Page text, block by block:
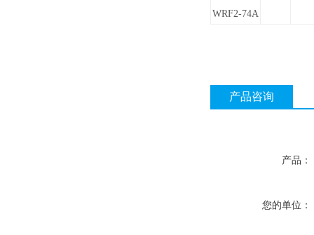
WRF2-74A
产品咨询
产品：
您的单位：